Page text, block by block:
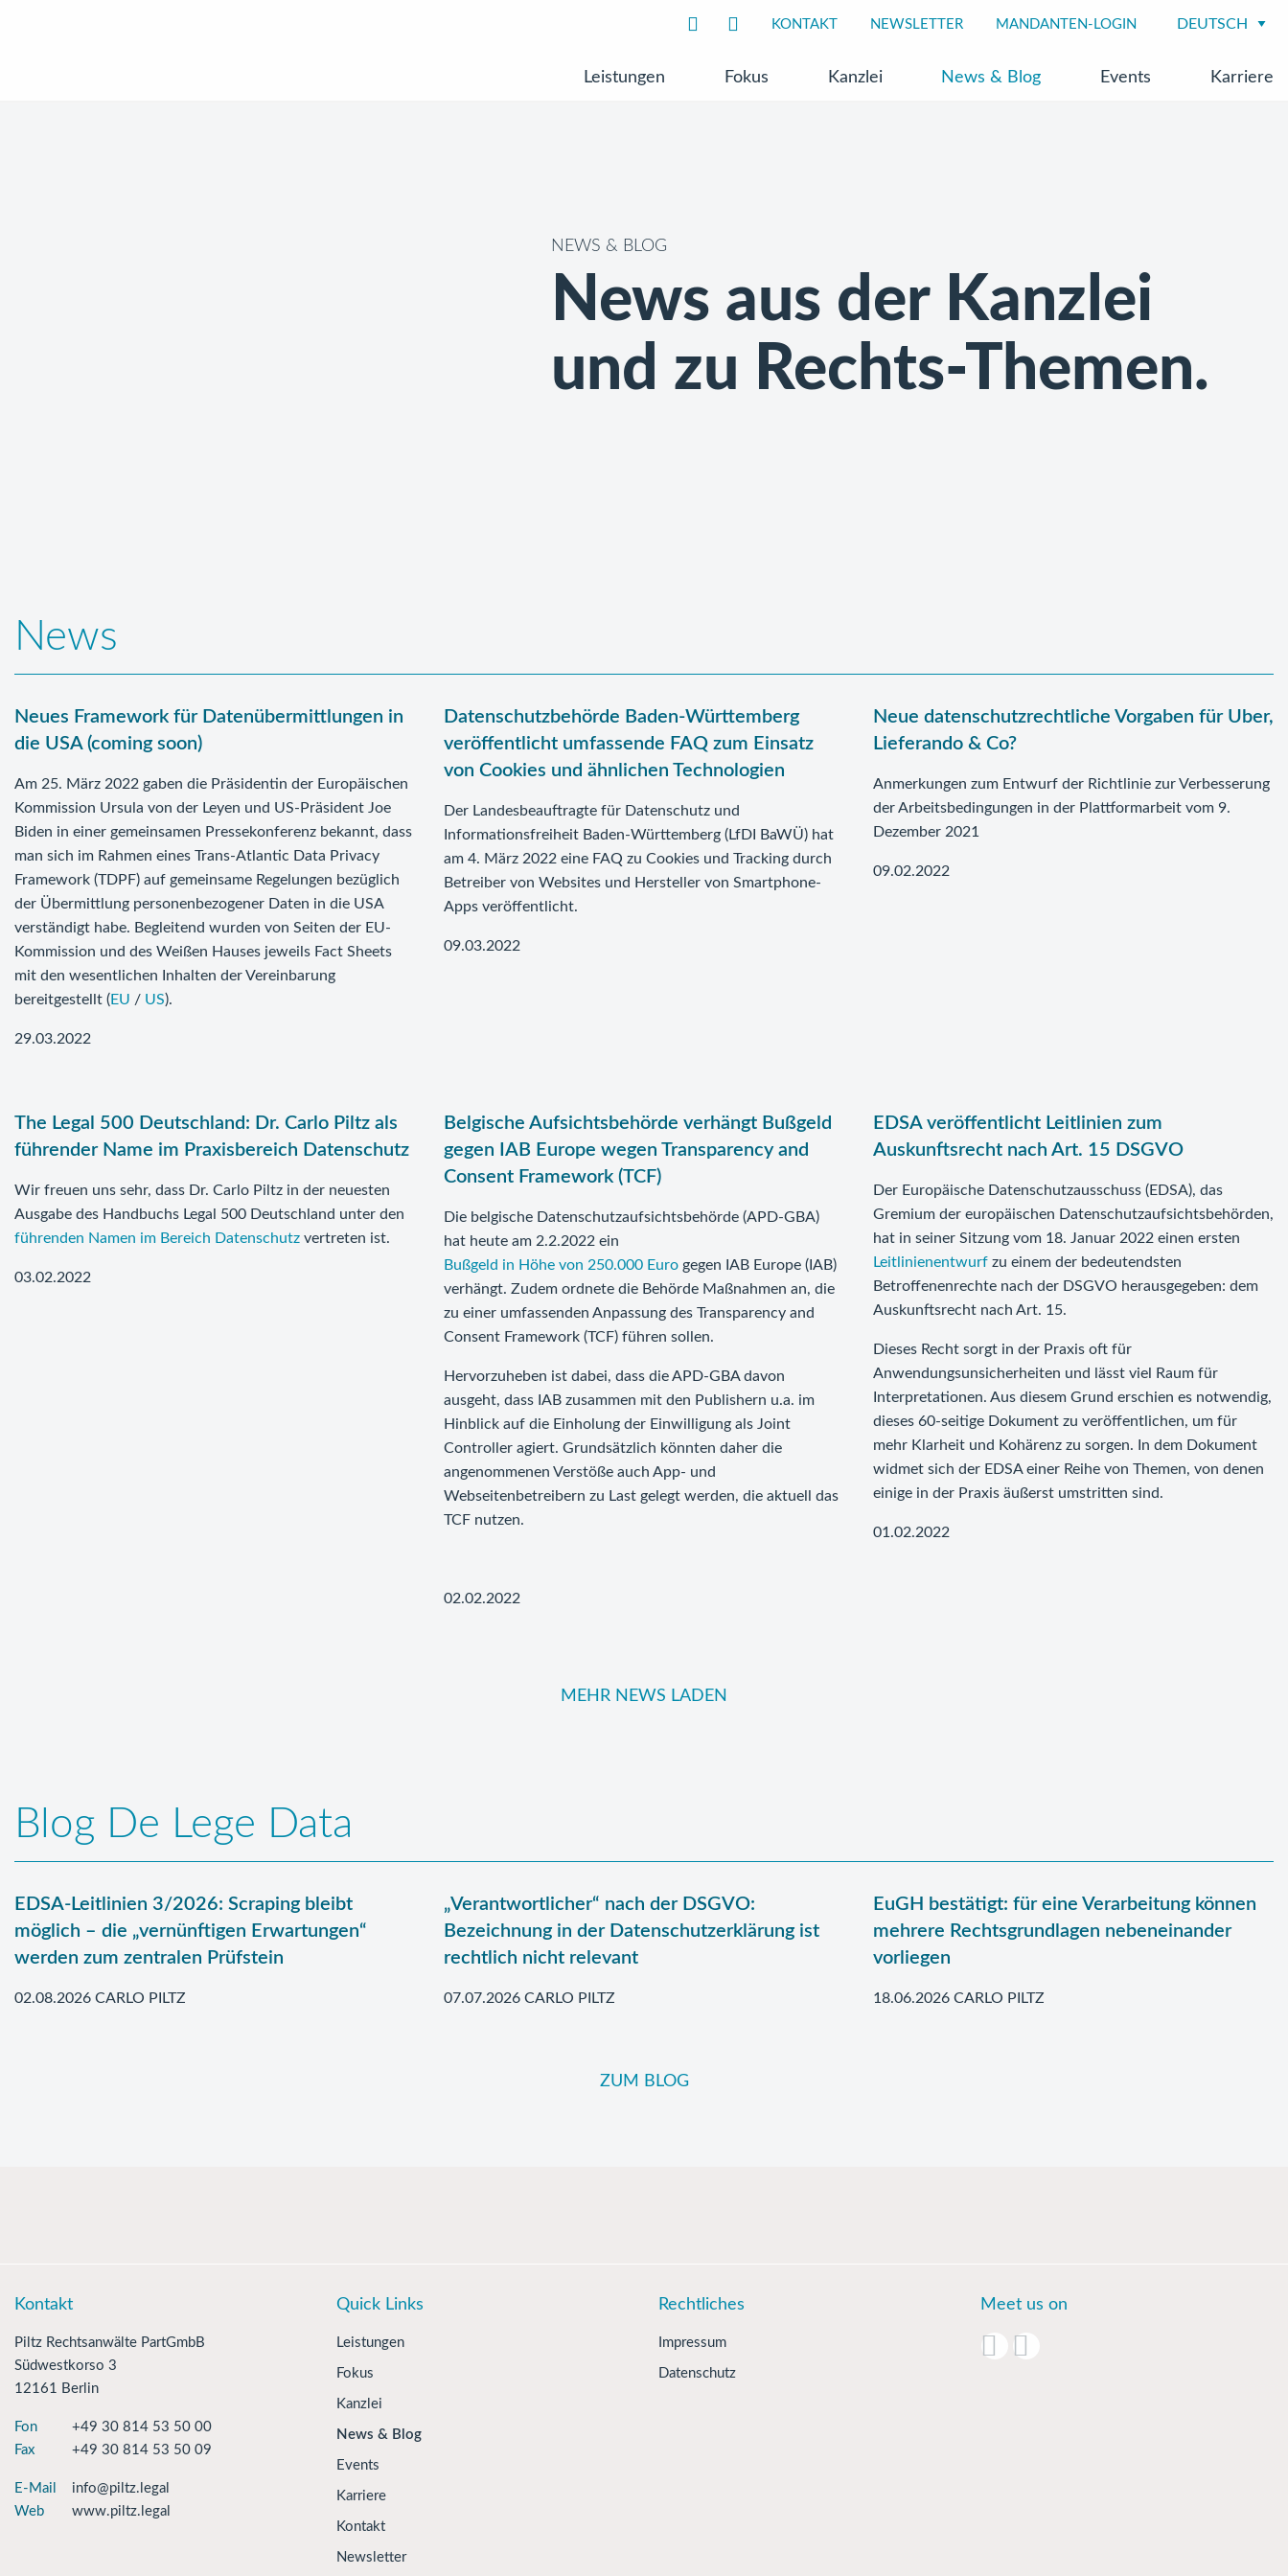
KONTAKT NEWSLETTER MANDANTEN-LOGIN
Leistungen Fokus Kanzlei News & Blog Events Karriere
NEWS & BLOG
News aus der Kanzlei
und zu Rechts-Themen.
News
Neues Framework für Datenübermittlungen in
die USA (coming soon)
Am 25. März 2022 gaben die Präsidentin der Europäischen
Kommission Ursula von der Leyen und US-Präsident Joe
Biden in einer gemeinsamen Pressekonferenz bekannt, dass
man sich im Rahmen eines Trans-Atlantic Data Privacy
Framework (TDPF) auf gemeinsame Regelungen bezüglich
der Übermittlung personenbezogener Daten in die USA
verständigt habe. Begleitend wurden von Seiten der EU-
Kommission und des Weißen Hauses jeweils Fact Sheets
mit den wesentlichen Inhalten der Vereinbarung
bereitgestellt (EU / US).
29.03.2022
Datenschutzbehörde Baden-Württemberg
veröffentlicht umfassende FAQ zum Einsatz
von Cookies und ähnlichen Technologien
Der Landesbeauftragte für Datenschutz und
Informationsfreiheit Baden-Württemberg (LfDI BaWÜ) hat
am 4. März 2022 eine FAQ zu Cookies und Tracking durch
Betreiber von Websites und Hersteller von Smartphone-
Apps veröffentlicht.
09.03.2022
Neue datenschutzrechtliche Vorgaben für Uber,
Lieferando & Co?
Anmerkungen zum Entwurf der Richtlinie zur Verbesserung
der Arbeitsbedingungen in der Plattformarbeit vom 9.
Dezember 2021
09.02.2022
The Legal 500 Deutschland: Dr. Carlo Piltz als
führender Name im Praxisbereich Datenschutz
Wir freuen uns sehr, dass Dr. Carlo Piltz in der neuesten
Ausgabe des Handbuchs Legal 500 Deutschland unter den
führenden Namen im Bereich Datenschutz vertreten ist.
03.02.2022
Belgische Aufsichtsbehörde verhängt Bußgeld
gegen IAB Europe wegen Transparency and
Consent Framework (TCF)
Die belgische Datenschutzaufsichtsbehörde (APD-GBA)
hat heute am 2.2.2022 ein
Bußgeld in Höhe von 250.000 Euro gegen IAB Europe (IAB)
verhängt. Zudem ordnete die Behörde Maßnahmen an, die
zu einer umfassenden Anpassung des Transparency and
Consent Framework (TCF) führen sollen.
Hervorzuheben ist dabei, dass die APD-GBA davon
ausgeht, dass IAB zusammen mit den Publishern u.a. im
Hinblick auf die Einholung der Einwilligung als Joint
Controller agiert. Grundsätzlich könnten daher die
angenommenen Verstöße auch App- und
Webseitenbetreibern zu Last gelegt werden, die aktuell das
TCF nutzen.
02.02.2022
EDSA veröffentlicht Leitlinien zum
Auskunftsrecht nach Art. 15 DSGVO
Der Europäische Datenschutzausschuss (EDSA), das
Gremium der europäischen Datenschutzaufsichtsbehörden,
hat in seiner Sitzung vom 18. Januar 2022 einen ersten
Leitlinienentwurf zu einem der bedeutendsten
Betroffenenrechte nach der DSGVO herausgegeben: dem
Auskunftsrecht nach Art. 15.
Dieses Recht sorgt in der Praxis oft für
Anwendungsunsicherheiten und lässt viel Raum für
Interpretationen. Aus diesem Grund erschien es notwendig,
dieses 60-seitige Dokument zu veröffentlichen, um für
mehr Klarheit und Kohärenz zu sorgen. In dem Dokument
widmet sich der EDSA einer Reihe von Themen, von denen
einige in der Praxis äußerst umstritten sind.
01.02.2022
MEHR NEWS LADEN
Blog De Lege Data
EDSA-Leitlinien 3/2026: Scraping bleibt
möglich – die „vernünftigen Erwartungen“
werden zum zentralen Prüfstein
02.08.2026 CARLO PILTZ
„Verantwortlicher“ nach der DSGVO:
Bezeichnung in der Datenschutzerklärung ist
rechtlich nicht relevant
07.07.2026 CARLO PILTZ
EuGH bestätigt: für eine Verarbeitung können
mehrere Rechtsgrundlagen nebeneinander
vorliegen
18.06.2026 CARLO PILTZ
ZUM BLOG
Kontakt
Piltz Rechtsanwälte PartGmbB
Südwestkorso 3
12161 Berlin
Fon
+49 30 814 53 50 00
Fax
+49 30 814 53 50 09
E-Mail
info@piltz.legal
Web
www.piltz.legal
Quick Links
Leistungen
Fokus
Kanzlei
News & Blog
Events
Karriere
Kontakt
Newsletter
Rechtliches
Impressum
Datenschutz
Meet us on